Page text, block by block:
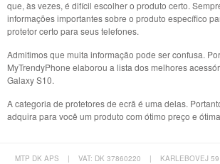
que, às vezes, é difícil escolher o produto certo.
informações importantes sobre o produto específico
protetor certo para seus telefones.
Admitimos que muita informação pode ser confusa.
MyTrendyPhone elaborou a lista dos melhores
Galaxy S10.
A categoria de protetores de ecrã é uma delas.
adquira para você um produto com ótimo preço e
MTP DK APS | VAT: DK 37860220 | KARLEBOVEJ 59